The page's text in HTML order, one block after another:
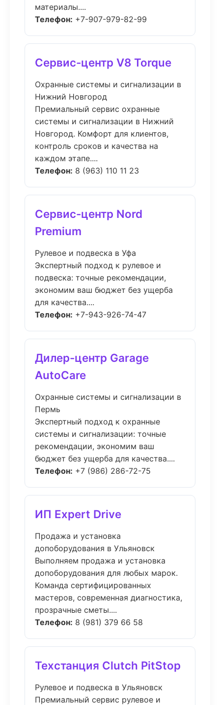
материалы....
Телефон: +7-907-979-82-99
Сервис-центр V8 Torque
Охранные системы и сигнализации в
Нижний Новгород
Премиальный сервис охранные
системы и сигнализации в Нижний
Новгород. Комфорт для клиентов,
контроль сроков и качества на
каждом этапе....
Телефон: 8 (963) 110 11 23
Сервис-центр Nord
Premium
Рулевое и подвеска в Уфа
Экспертный подход к рулевое и
подвеска: точные рекомендации,
экономим ваш бюджет без ущерба
для качества....
Телефон: +7-943-926-74-47
Дилер-центр Garage
AutoCare
Охранные системы и сигнализации в
Пермь
Экспертный подход к охранные
системы и сигнализации: точные
рекомендации, экономим ваш
бюджет без ущерба для качества....
Телефон: +7 (986) 286-72-75
ИП Expert Drive
Продажа и установка
допоборудования в Ульяновск
Выполняем продажа и установка
допоборудования для любых марок.
Команда сертифицированных
мастеров, современная диагностика,
прозрачные сметы....
Телефон: 8 (981) 379 66 58
Техстанция Clutch PitStop
Рулевое и подвеска в Ульяновск
Премиальный сервис рулевое и